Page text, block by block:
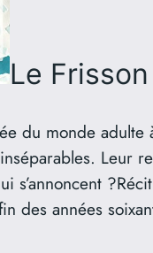
Le
du monde
Leur
s’annoncent
des années